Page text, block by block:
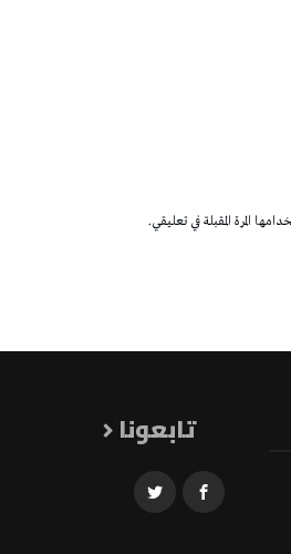
المرة المقبلة في تعليقي.
تابعونا